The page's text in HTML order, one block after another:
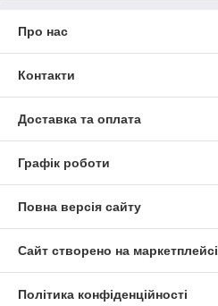
Про нас
Контакти
Доставка та оплата
Графік роботи
Повна версія сайту
Сайт створено на маркетплейсі
Політика конфіденційності